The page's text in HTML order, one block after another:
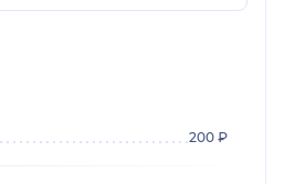
200 ₽